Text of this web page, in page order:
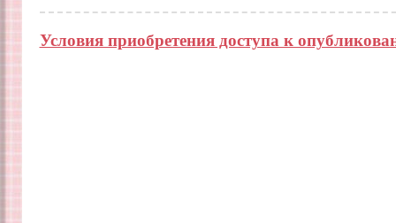
Условия приобретения доступа к